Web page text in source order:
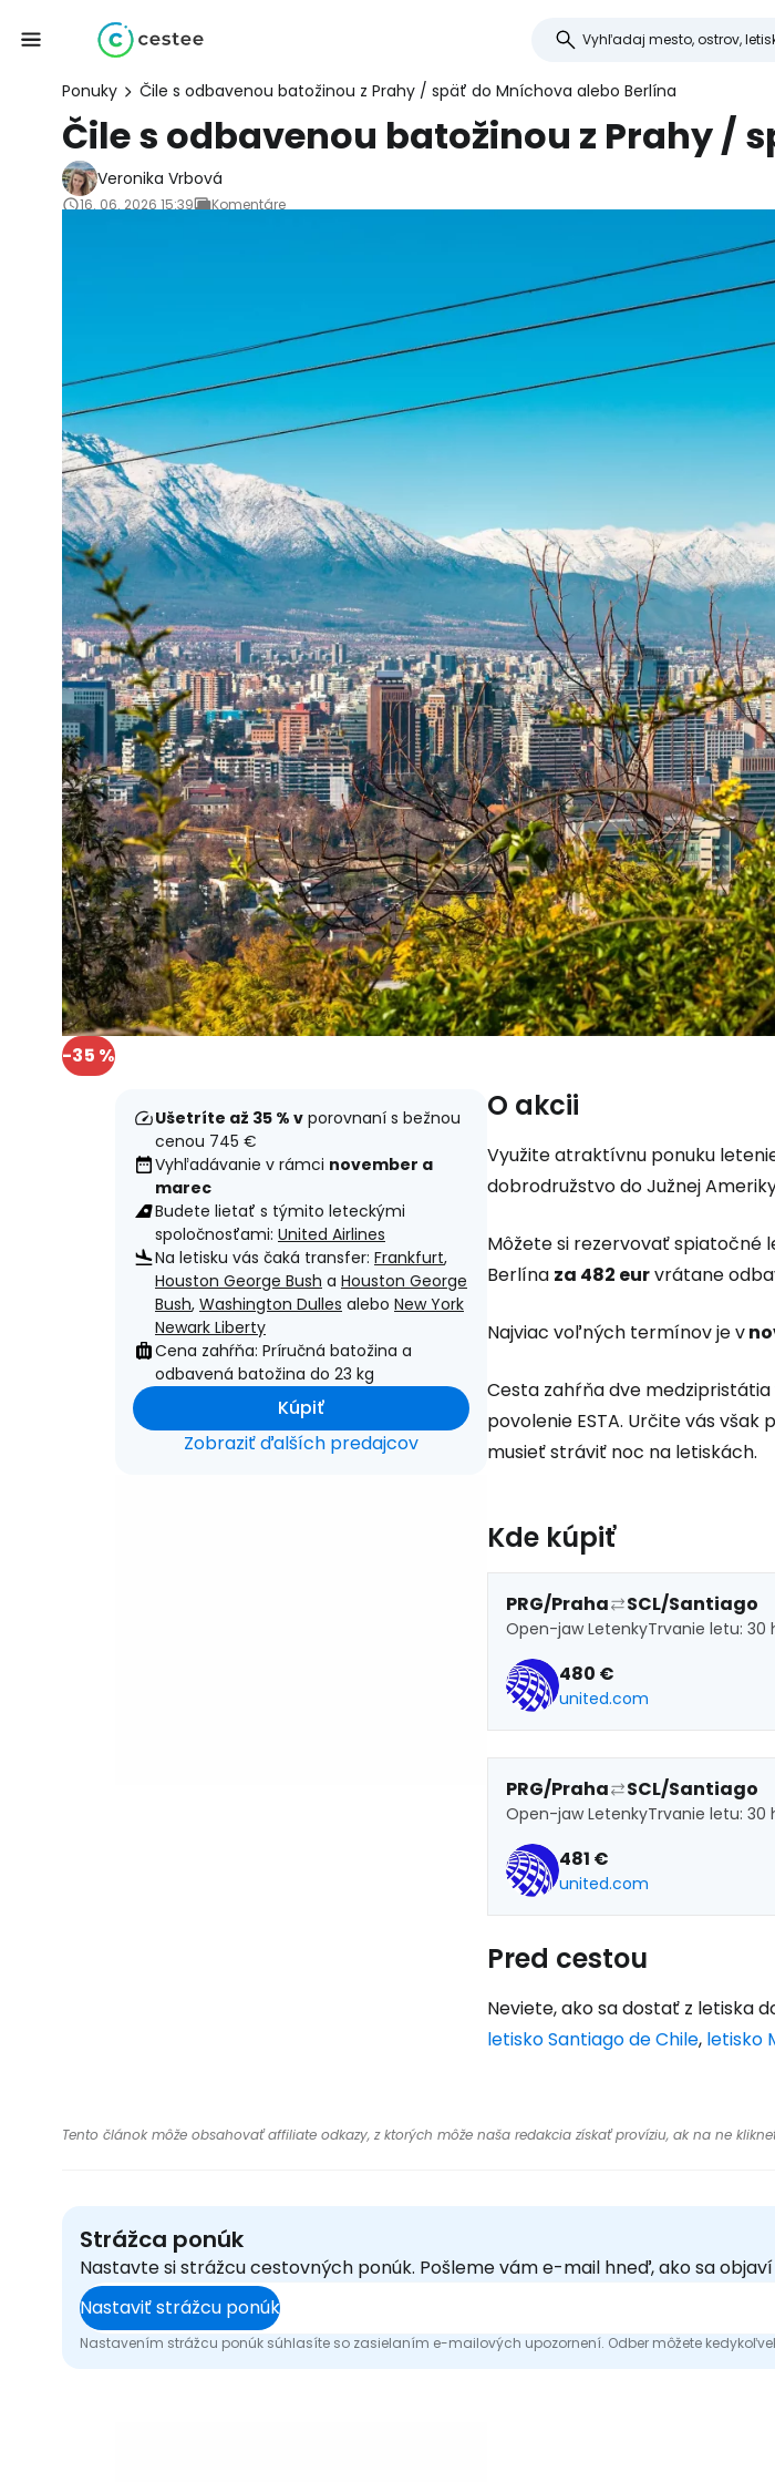
Ponuky Čile s odbavenou batožinou z Prahy / späť do Mníchova alebo Berlína
Čile s odbavenou batožinou z Prahy /
Veronika Vrbová
16. 06. 2026 15:39 Komentáre
-35 %
Ušetríte až 35 % v porovnaní s bežnou
cenou 745 €
Vyhľadávanie v rámci november a
marec
Budete lietať s týmito leteckými
spoločnosťami: United Airlines
Na letisku vás čaká transfer: Frankfurt,
Houston George Bush a Houston George
Bush, Washington Dulles alebo New York
Newark Liberty
Cena zahŕňa: Príručná batožina a
odbavená batožina do 23 kg
Kúpiť
Zobraziť ďalších predajcov
O akcii
Využite atraktívnu ponuku
dobrodružstvo do Južnej
Môžete si rezervovať spiatočné
Berlína za 482 eurvrátane
Najviac voľných termínov je v
Cesta zahŕňa dve
povolenie ESTA. Určite vás
musieť stráviť noc na letiskách.
Kde kúpiť
PRG/Praha SCL/Santiago
Open-jaw LetenkyTrvanie letu:
480 €
united.com
PRG/Praha SCL/Santiago
Open-jaw LetenkyTrvanie letu:
481 €
united.com
Pred cestou
Neviete, ako sa dostať z letiska
letisko Santiago de Chile, letisko
Tento článok môže obsahovať affiliate odkazy, z ktorých môže naša redakcia získať províziu, ak na ne
Strážca ponúk
Nastavte si strážcu cestovných ponúk. Pošleme vám e-mail hneď, ako sa
Nastaviť strážcu ponúk
Nastavením strážcu ponúk súhlasíte so zasielaním e-mailových upozornení. Odber môžete
...